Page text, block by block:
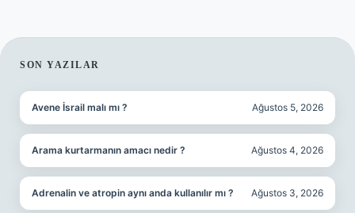
SIDEBAR
SON YAZILAR
Avene İsrail malı mı ? Ağustos 5, 2026
Arama kurtarmanın amacı nedir ? Ağustos 4, 2026
Adrenalin ve atropin aynı anda kullanılır mı ? Ağustos 3, 2026